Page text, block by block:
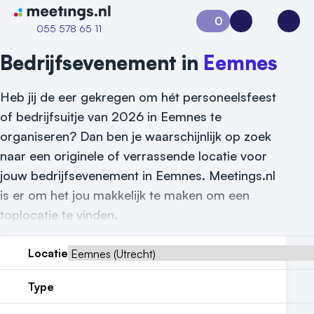
Naar home van Meetings
055 578 65 11
Locatiegids
Meld locatie aan
0
Aanvraag 0Inloggen
Bedrijfsevenement in Eemnes
Heb jij de eer gekregen om hét personeelsfeest
of bedrijfsuitje van 2026 in Eemnes te
organiseren? Dan ben je waarschijnlijk op zoek
naar een originele of verrassende locatie voor
jouw bedrijfsevenement in Eemnes. Meetings.nl
is er om het jou makkelijk te maken om een
toplocatie te vinden.
Locatie
Type